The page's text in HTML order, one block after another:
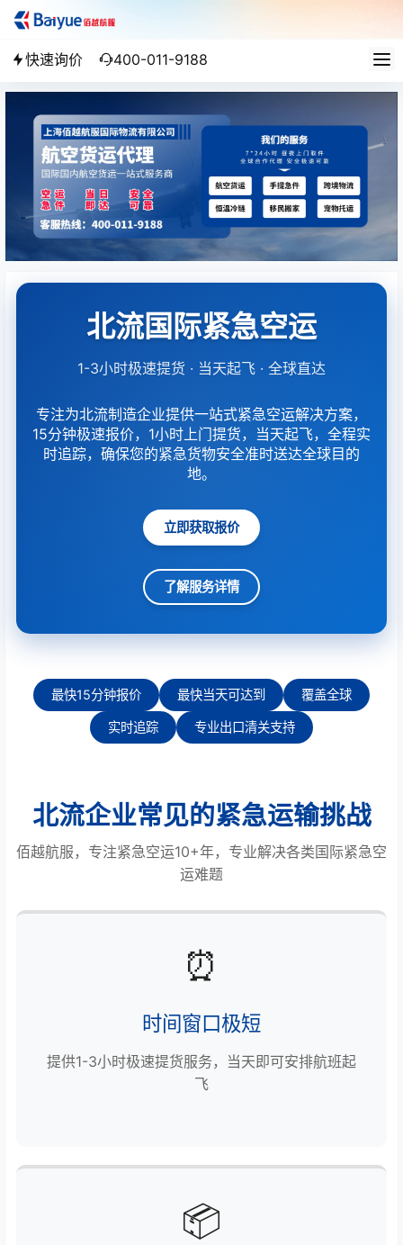
快速询价 400-011-9188
北流国际紧急空运
1-3小时极速提货 · 当天起飞 · 全球直达
专注为北流制造企业提供一站式紧急空运解决方案，
15分钟极速报价，1小时上门提货，当天起飞，全程实
时追踪，确保您的紧急货物安全准时送达全球目的
地。
立即获取报价
了解服务详情
最快15分钟报价 最快当天可达到 覆盖全球
实时追踪 专业出口清关支持
北流企业常见的紧急运输挑战
佰越航服，专注紧急空运10+年，专业解决各类国际紧急空
运难题
⏰
时间窗口极短
提供1-3小时极速提货服务，当天即可安排航班起
飞
📦